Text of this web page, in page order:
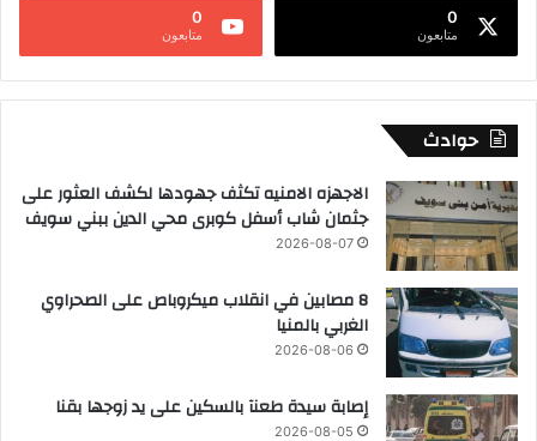
0
متابعون
0
متابعون
حوادث
الاجهزه الامنيه تكثف جهودها لكشف العثور على
جثمان شاب أسفل كوبرى محي الدين ببني سويف
2026-08-07
8 مصابين في انقلاب ميكروباص على الصحراوي
الغربي بالمنيا
2026-08-06
إصابة سيدة طعنآ بالسكين على يد زوجها بقنا
2026-08-05